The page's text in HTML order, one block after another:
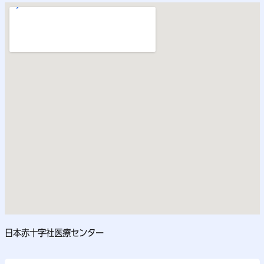
日本赤十字社医療センター